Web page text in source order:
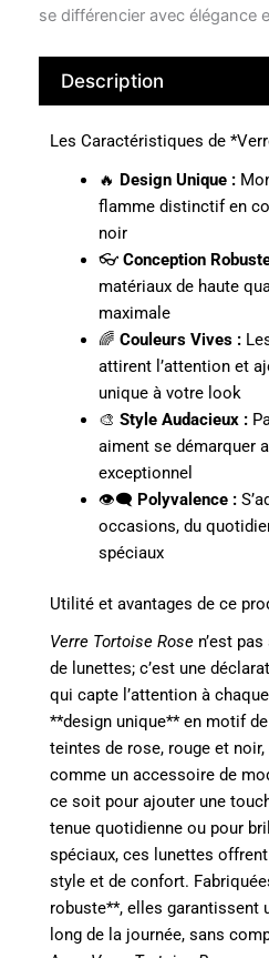
se différencier avec élégance
Description
Les Caractéristiques de
🔥 Design Unique :
flamme distinctif en
noir
👓 Conception
matériaux de haute
maximale
🌈 Couleurs Vives :
attirent l’attention et
unique à votre look
🎨 Style Audacieux :
aiment se démarquer
exceptionnel
👁️‍🗨️ Polyvalence :
occasions, du
spéciaux
Utilité et avantages de ce
Verre Tortoise Rose n’est
de lunettes; c’est une
qui capte l’attention à
**design unique** en motif
teintes de rose, rouge et
comme un accessoire de
ce soit pour ajouter une
tenue quotidienne ou pour
spéciaux, ces lunettes
style et de confort.
robuste**, elles garantissent
long de la journée, sans